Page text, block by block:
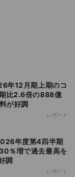
比2.6倍の888億
が好調
レポート
％増で過去最高を
調
レポート